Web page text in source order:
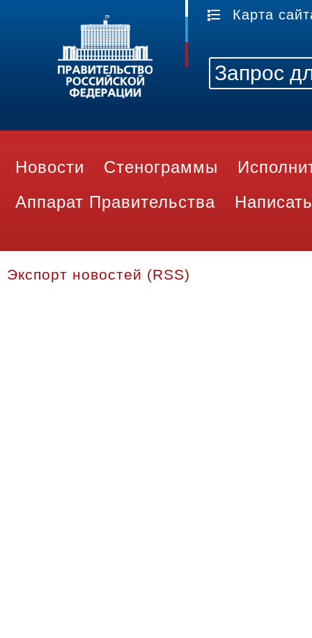
Карта
Новости Стенограммы
Аппарат Правительства
Экспорт новостей (RSS)